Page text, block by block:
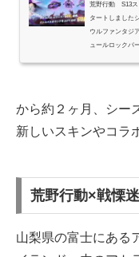
荒野行動 S13ス
タートしました
ウルファンタジ
ュールロックパ
から約２ヶ月、シー
新しいスキンやコラ
荒野行動×戦慄
山梨県の富士にある